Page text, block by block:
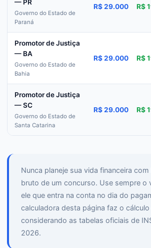
— PR
Governo do Estado de
Paraná
R$ 29.000 R$
Promotor de Justiça
— BA
Governo do Estado de
Bahia
R$ 29.000 R$
Promotor de Justiça
— SC
Governo do Estado de
Santa Catarina
R$ 29.000 R$
Nunca planeje sua vida financeira
bruto de um concurso. Use sempre o
ele que entra na conta no dia do
calculadora desta página faz o
considerando as tabelas oficiais de
2026.